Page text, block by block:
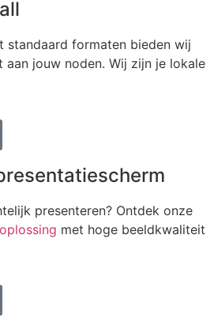
standaard formaten bieden wij
aan jouw noden. Wij zijn je lokale
presenteren? Ontdek onze
met hoge beeldkwaliteit